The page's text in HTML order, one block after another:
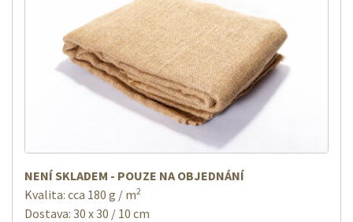
NENÍ SKLADEM - POUZE NA OBJEDNÁNÍ
Kvalita: cca 180 g / m2
Dostava: 30 x 30 / 10 cm